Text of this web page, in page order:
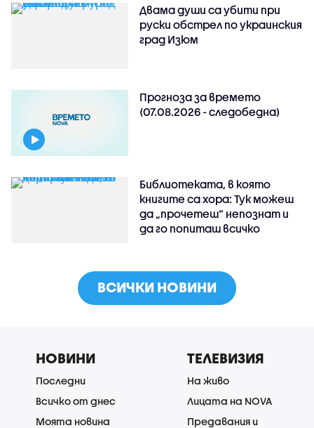
Двама души са убити при
руски обстрeл по украинския
град Изюм
Прогноза за времето
(07.08.2026 - следобедна)
Библиотеката, в която
книгите са хора: Тук можеш
да „прочетеш“ непознат и
да го попиташ всичко
ВСИЧКИ НОВИНИ
НОВИНИ
Последни
Всичко от днес
Моята новина
ТЕЛЕВИЗИЯ
На живо
Лицата на NOVA
Предавания и